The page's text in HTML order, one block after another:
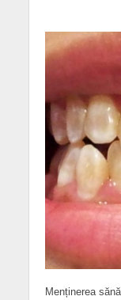
Menținerea